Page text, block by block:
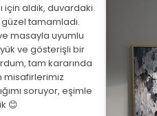
için aldık, duvardaki
tamamladı.
masayla uyumlu
ve gösterişli bir
tam kararında
misafirlerimiz
soruyor, eşimle
😊